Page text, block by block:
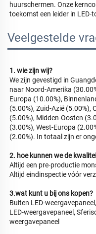
huurschermen. Onze
toekomst een leider in LED-
Veelgestelde
1. wie zijn wij?
We zijn gevestigd in
naar Noord-Amerika
Europa (10.00%),
(5.00%), Zuid-Azië (5.00%),
(5.00%), Midden-Oosten
(3.00%), West-Europa
(2.00%). In totaal zijn er
2. hoe kunnen we de
Altijd een pre-productie
Altijd eindinspectie vóór
3.wat kunt u bij ons kopen?
Buiten LED-
LED-weergavepaneel,
weergavepaneel